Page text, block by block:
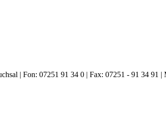
| Fon: 07251 91 34 0 | Fax: 07251 - 91 34 91